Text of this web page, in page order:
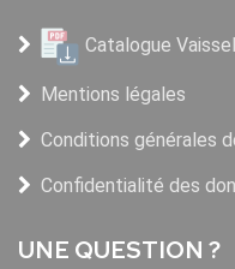
Catalogue
Mentions légales
Conditions générales
Confidentialité des
UNE QUESTION ?